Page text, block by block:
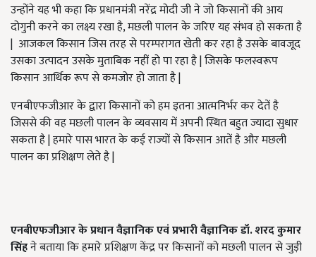
उन्होंने यह भी कहा कि प्रधानमंत्री नरेंद्र मोदी जी ने जो किसानों की आय
दोगुनी करने का लक्ष्य रखा है, मछली पालन के जरिए यह संभव हो सकता है
| आजकल किसान जिस तरह से परम्परागत खेती कर रहा है उसके बावजूद
उसका उत्पादन उसके मुताबिक नहीं हो पा रहा है | जिसके फलस्वरूप
किसान आर्थिक रूप से कमजोर हो जाता है |
एनबीएफजीआर के द्वारा किसानों को हम इतना आत्मनिर्भर कर देतें है
जिससे की वह मछली पालन के व्यवसाय में अपनी स्थित बहुत ज्यादा सुधार
सकता है | हमारे पास भारत के कई राज्यों से किसान आतें है और मछली
पालन का प्रशिक्षण लेते है |
एनबीएफजीआर के प्रधान वैज्ञानिक एवं प्रभारी वैज्ञानिक डॉ. शरद कुमार
सिंहने बताया कि हमारे प्रशिक्षण केंद्र पर किसानों को मछली पालन से जुड़ी